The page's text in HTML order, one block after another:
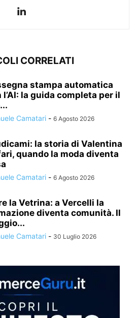
CORRELATI
stampa automatica
l’AI: la guida completa per il
Camatari - 6 Agosto 2026
la storia di Valentina
quando la moda diventa
Camatari - 6 Agosto 2026
la Vetrina: a Vercelli la
diventa comunità. Il
Camatari - 30 Luglio 2026